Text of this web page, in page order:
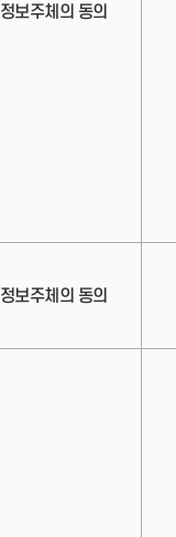
정보주체의 동의
정보주체의 동의